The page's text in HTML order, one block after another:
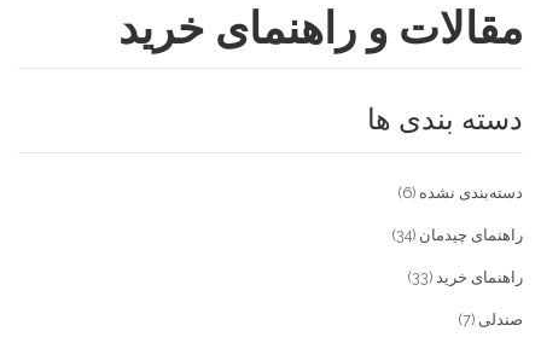
فروشگاه
میز و صندلی خانگی
تماس با ما
خدمات
تماس با ما
سوالات متداول
پیش پرداخت
مقالات و راهنمای خرید
دسته بندی ها
دسته‌بندی نشده (6)
راهنمای چیدمان (34)
راهنمای خرید (33)
صندلی (7)